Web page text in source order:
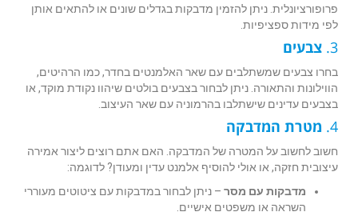
פרופורציונלית. ניתן להזמין מדבקות בגדלים שונים או להתאים אותן
לפי מידות ספציפיות.
3. צבעים
בחרו צבעים שמשתלבים עם שאר האלמנטים בחדר, כמו הרהיטים,
הווילונות והתאורה. ניתן לבחור בצבעים בולטים שיהוו נקודת מוקד, או
בצבעים עדינים שישתלבו בהרמוניה עם שאר העיצוב.
4. מטרת המדבקה
חשוב לחשוב על המטרה של המדבקה. האם אתם רוצים ליצור אמירה
עיצובית חזקה, או אולי להוסיף אלמנט עדין ומעודן? לדוגמה:
מדבקות עם מסר – ניתן לבחור במדבקות עם ציטוטים מעוררי
השראה או משפטים אישיים.